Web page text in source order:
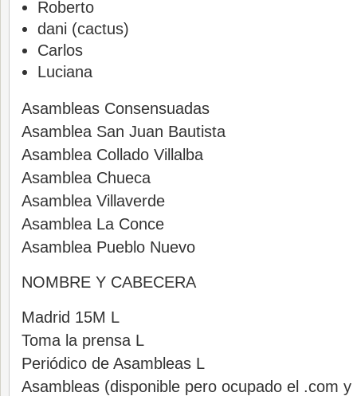
Roberto
dani (cactus)
Carlos
Luciana
Asambleas Consensuadas
Asamblea San Juan Bautista
Asamblea Collado Villalba
Asamblea Chueca
Asamblea Villaverde
Asamblea La Conce
Asamblea Pueblo Nuevo
NOMBRE Y CABECERA
Madrid 15M L
Toma la prensa L
Periódico de Asambleas L
Asambleas (disponible pero ocupado el .com y